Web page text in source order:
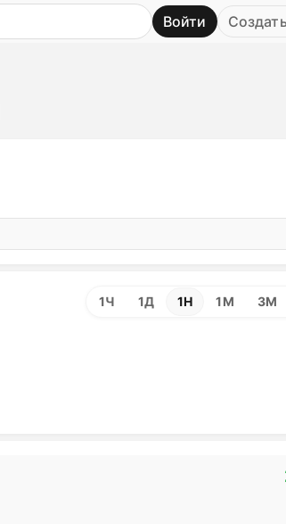
Войти
1Ч 1Д 1Н 1М 3М